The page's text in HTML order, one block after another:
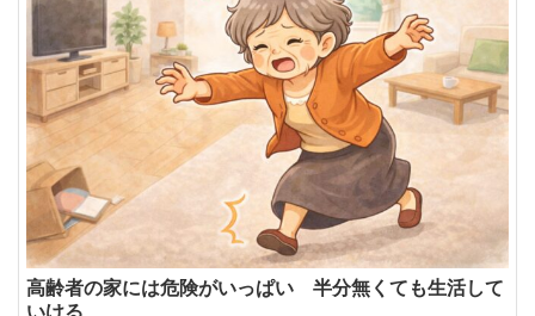
高齢者の家には危険がいっぱい 半分無くても生活して
いける